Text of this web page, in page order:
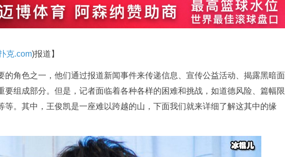
克.com)报道】
的角色之一，他们通过报道新闻事件来传递信息、宣传公益活动、揭露黑暗面
要组成部分。但是，记者面临着各种各样的困难和挑战，如道德风险、篇幅限
等。其中，王俊凯是一座难以跨越的山，下面我们就来详细了解这其中的缘